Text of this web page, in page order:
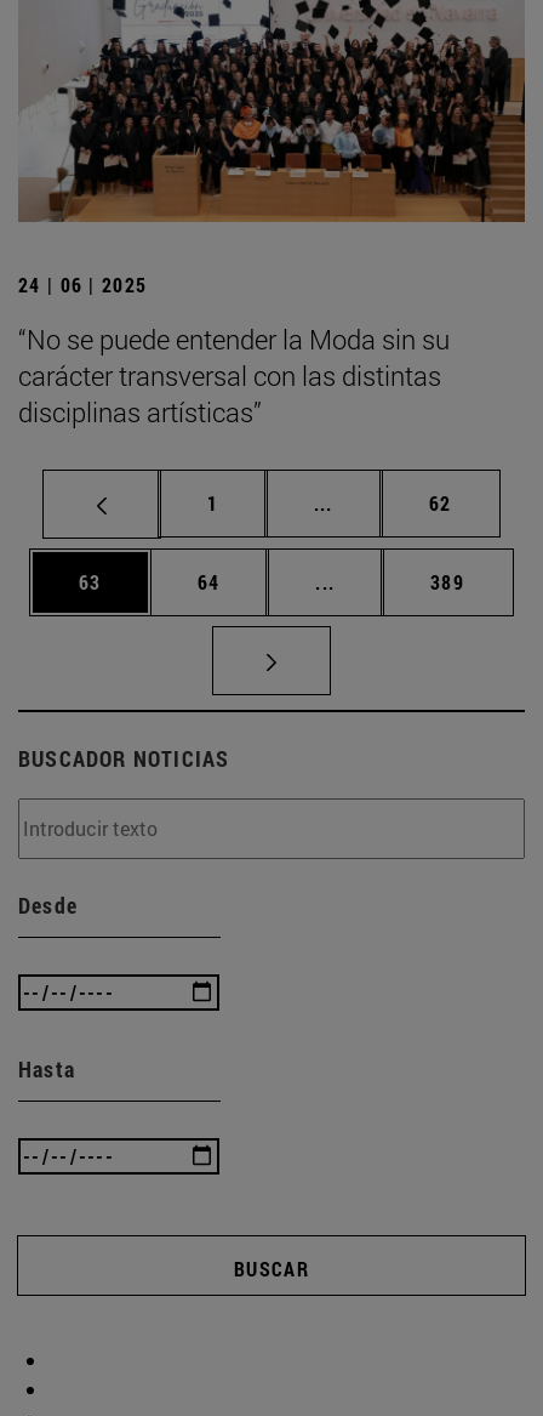
24 | 06 | 2025
“No se puede entender la Moda sin su
carácter transversal con las distintas
disciplinas artísticas”
Página
1 ... Páginas intermedias
Página
62
Página
63 Página
64 ... Páginas intermedias
Página
389
BUSCADOR NOTICIAS
Desde
Hasta
BUSCAR